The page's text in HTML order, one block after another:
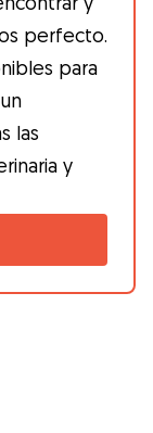
perfecto.
para
las
y